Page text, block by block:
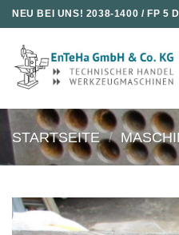
Zum
Inhalt
springen
NEU BEI UNS! 2038-1400 / FP 5
STARTSEITE /